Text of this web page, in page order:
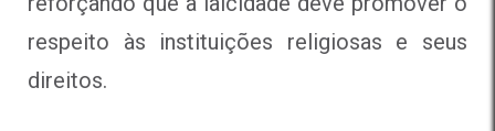
respeito às instituições religiosas e seus
direitos.